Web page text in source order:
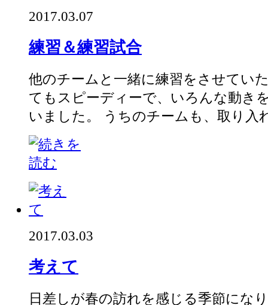
2017.03.07
練習＆練習試合
他のチームと一緒に練習をさせてい
てもスピーディーで、いろんな動き
いました。 うちのチームも、取り入
2017.03.03
考えて
日差しが春の訪れを感じる季節にな